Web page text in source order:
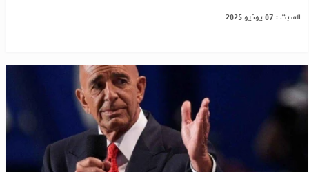
السبت : 07 يونيو 2025